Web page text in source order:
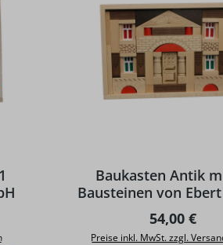
Baukasten Antik
Bausteinen von
Regulärer
54,00 €
Preise inkl. MwSt. zzgl.